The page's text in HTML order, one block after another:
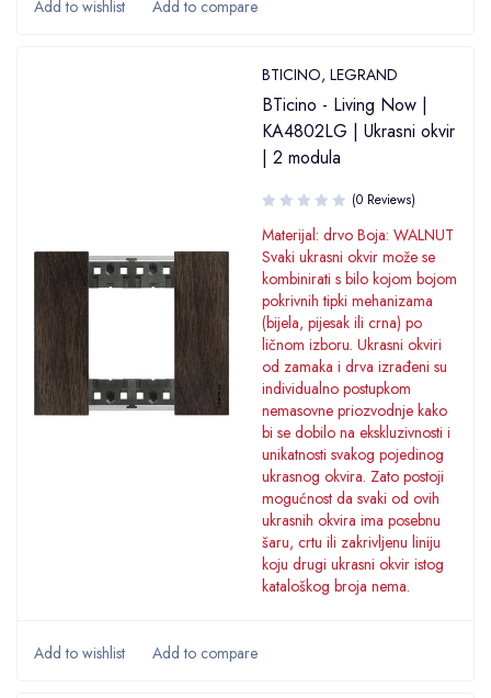
BTICINO, LEGRAND
BTicino - Living Now |
KA4802LG | Ukrasni okvir
| 2 modula
(0 Reviews)
Materijal: drvo Boja: WALNUT
Svaki ukrasni okvir može se
kombinirati s bilo kojom bojom
pokrivnih tipki mehanizama
(bijela, pijesak ili crna) po
ličnom izboru. Ukrasni okviri
od zamaka i drva izrađeni su
individualno postupkom
nemasovne priozvodnje kako
bi se dobilo na ekskluzivnosti i
unikatnosti svakog pojedinog
ukrasnog okvira. Zato postoji
mogućnost da svaki od ovih
ukrasnih okvira ima posebnu
šaru, crtu ili zakrivljenu liniju
koju drugi ukrasni okvir istog
kataloškog broja nema.